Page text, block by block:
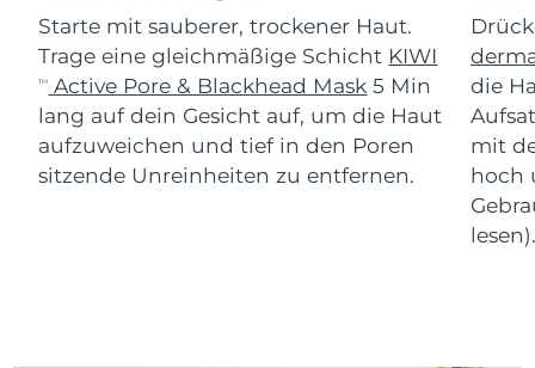
Starte mit sauberer, trockener Haut.
Trage eine gleichmäßige Schicht KIWI
TM Active Pore & Blackhead Mask 5 Min
lang auf dein Gesicht auf, um die Haut
aufzuweichen und tief in den Poren
sitzende Unreinheiten zu entfernen.
die
mit
hoch
lesen).